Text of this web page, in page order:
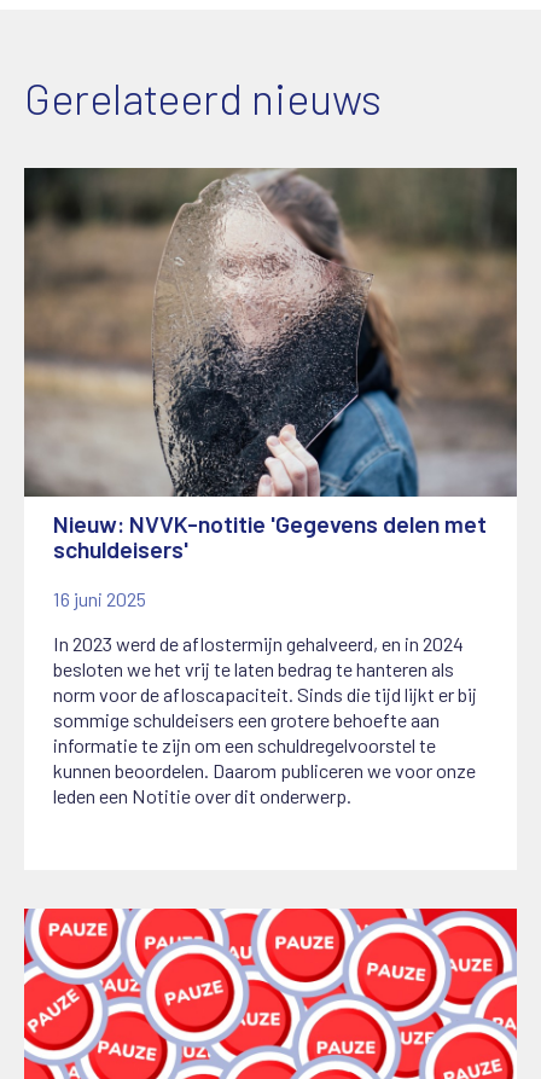
Gerelateerd nieuws
Nieuw: NVVK-notitie 'Gegevens delen met
schuldeisers'
16 juni 2025
In 2023 werd de aflostermijn gehalveerd, en in 2024
besloten we het vrij te laten bedrag te hanteren als
norm voor de afloscapaciteit. Sinds die tijd lijkt er bij
sommige schuldeisers een grotere behoefte aan
informatie te zijn om een schuldregelvoorstel te
kunnen beoordelen. Daarom publiceren we voor onze
leden een Notitie over dit onderwerp.